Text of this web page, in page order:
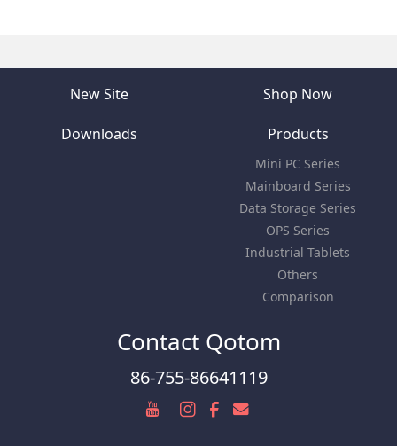
New Site Shop Now
Downloads Products
Mini PC Series
Mainboard Series
Data Storage Series
OPS Series
Industrial Tablets
Others
Comparison
Contact Qotom
86-755-86641119